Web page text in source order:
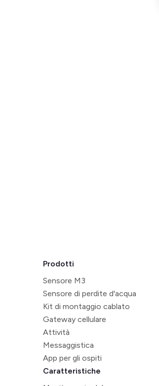
Prodotti
Sensore M3
Sensore di perdite d'acqua
Kit di montaggio cablato
Gateway cellulare
Attività
Messaggistica
App per gli ospiti
Caratteristiche